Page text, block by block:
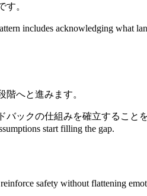
。
includes acknowledging what
へと進みます。
クの仕組みを確立することを
start filling the gap.
safety without flattening